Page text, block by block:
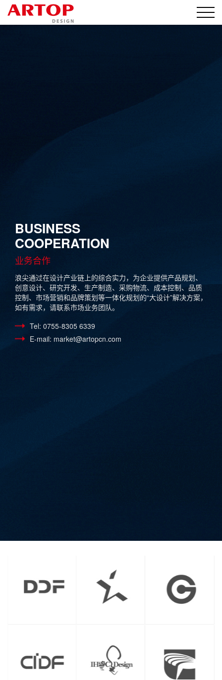
BUSINESS
COOPERATION
业务合作
浪尖通过在设计产业链上的综合实力，为企业提供产品规划、
创意设计、研究开发、生产制造、采购物流、成本控制、品质
控制、市场营销和品牌策划等一体化规划的“大设计”解决方案，
如有需求，请联系市场业务团队。
Tel: 0755-8305 6339
E-mail: market@artopcn.com